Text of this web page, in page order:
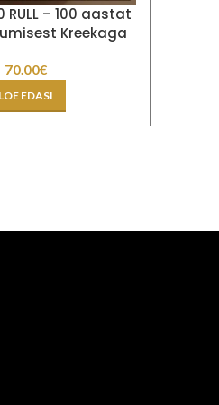
RULL – 100 aastat
Kreekaga
70.00€
LOE EDASI